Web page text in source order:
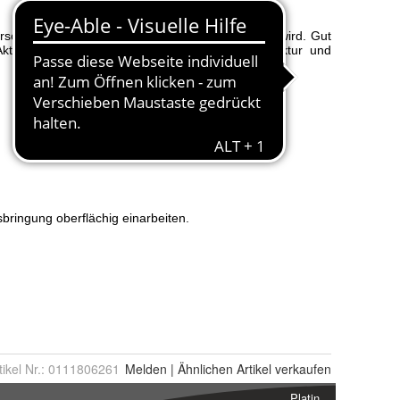
Nr.: 0111806261 Melden | Ähnlichen Artikel verkaufen